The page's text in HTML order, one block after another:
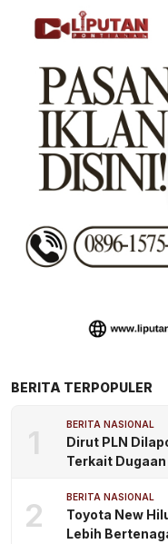
BERITA TERPOPULER
1 BERITA NASIONAL
Dirut PLN
Terkait
2 BERITA NASIONAL
Toyota New
Lebih